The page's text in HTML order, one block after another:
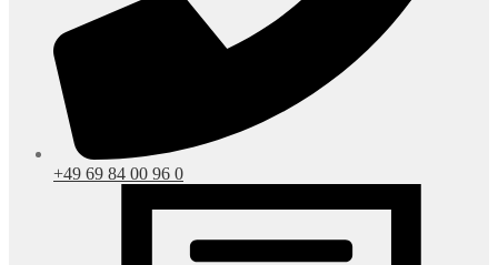
+49 69 84 00 96 0